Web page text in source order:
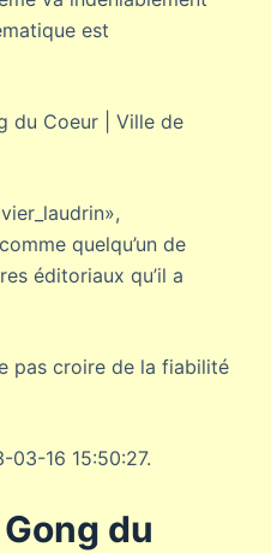
est
du Coeur | Ville de
quelqu’un de
éditoriaux qu’il a
pas croire de la fiabilité
03-16 15:50:27.
du